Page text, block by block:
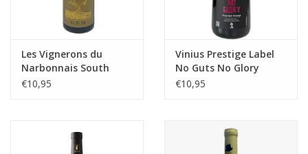
Les Vignerons du
Narbonnais South
Emotion GSM Blend
€10,95
Vinius Prestige Label
No Guts No Glory
Pinot Noir
€10,95